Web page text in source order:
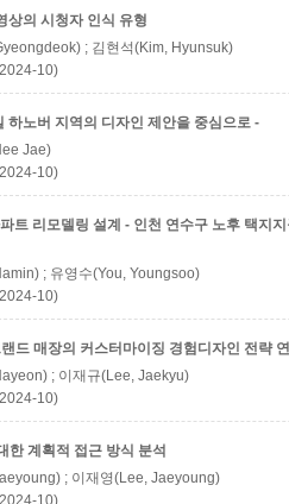
상의 시청자 인식 유형
; 김현석(Kim, Hyunsuk)
10)
하노버 지역의 디자인 제안을 중심으로 -
Jae)
10)
트 리모델링 설계 - 인천 연수구 노후 택지
; 유영수(You, Youngsoo)
10)
드 매장의 커스터마이징 경험디자인 전략
; 이재규(Lee, Jaekyu)
10)
한 계획적 접근 방식 분석
; 이재영(Lee, Jaeyoung)
10)